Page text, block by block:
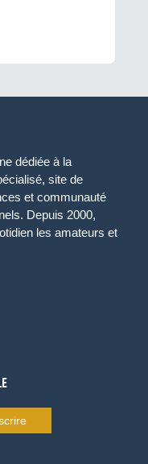
dédiée à la
site de
et communauté
Depuis 2000,
les amateurs et